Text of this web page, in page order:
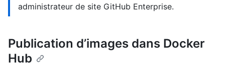
administrateur de site GitHub Enterprise.
Publication d’images dans Docker
Hub